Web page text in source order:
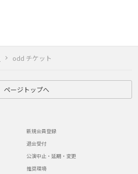
odd チケット
ページトップへ
新規会員登録
退会受付
公演中止・延期・変更
推奨環境